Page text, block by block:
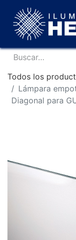
Todos los
Lámpara
Diagonal para